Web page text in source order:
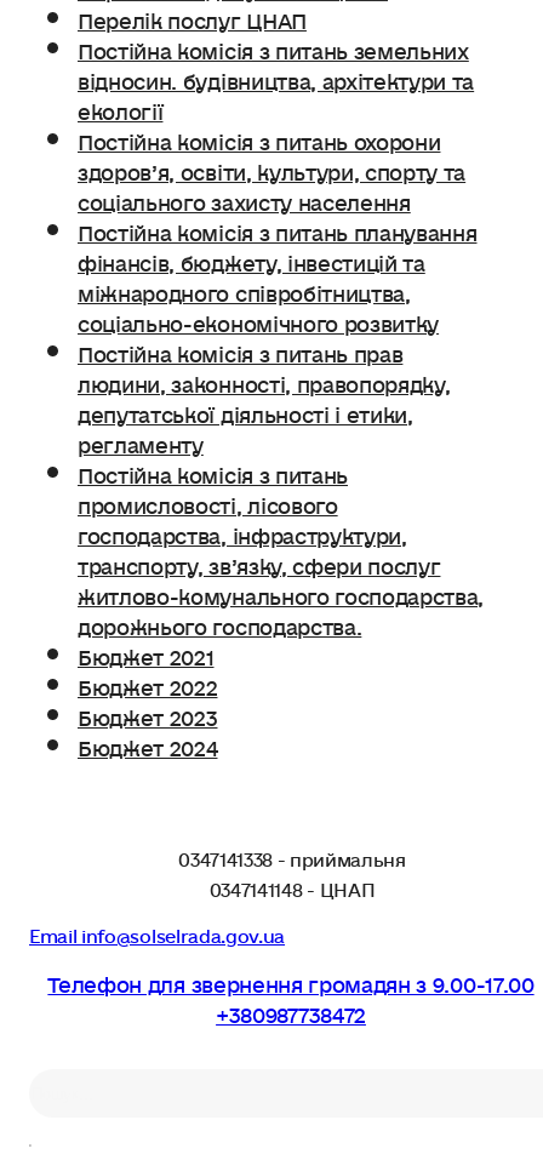
Перелік послуг ЦНАП
Постійна комісія з питань земельних
відносин. будівництва, архітектури та
екології
Постійна комісія з питань охорони
здоров’я, освіти, культури, спорту та
соціального захисту населення
Постійна комісія з питань планування
фінансів, бюджету, інвестицій та
міжнародного співробітництва,
соціально-економічного розвитку
Постійна комісія з питань прав
людини, законності, правопорядку,
депутатської діяльності і етики,
регламенту
Постійна комісія з питань
промисловості, лісового
господарства, інфраструктури,
транспорту, зв’язку, сфери послуг
житлово-комунального господарства,
дорожнього господарства.
Бюджет 2021
Бюджет 2022
Бюджет 2023
Бюджет 2024
0347141338 - приймальня
0347141148 - ЦНАП
Email info@solselrada.gov.ua
Телефон для звернення громадян з 9.00-17.00
+380987738472